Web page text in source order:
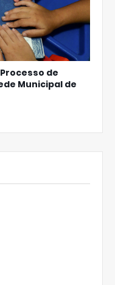
de
Municipal de